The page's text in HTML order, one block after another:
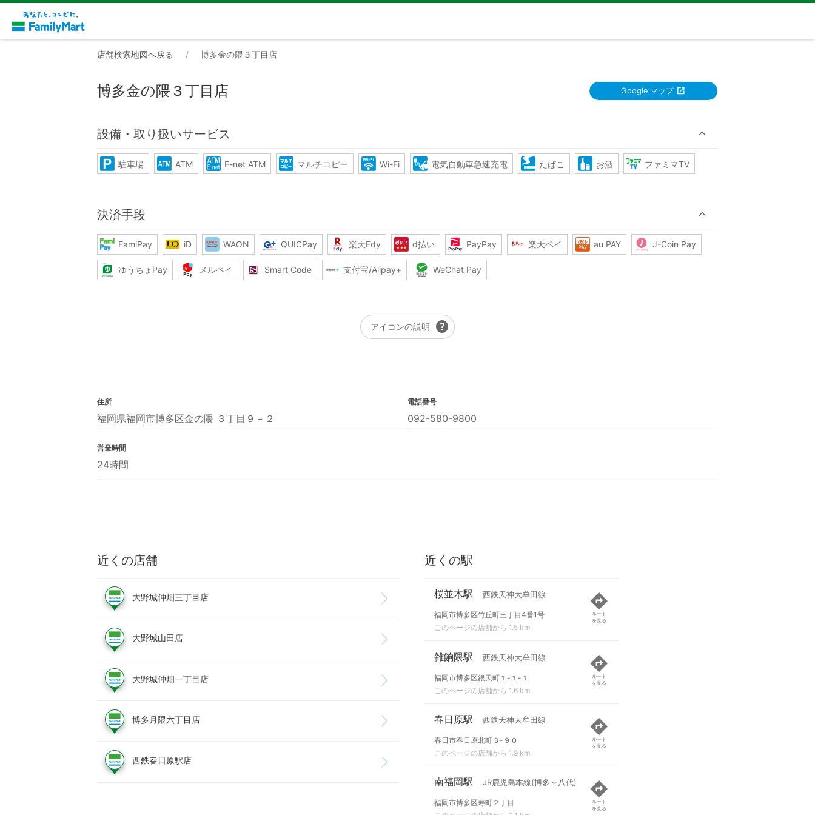
店舗検索地図へ戻る 博多金の隈３丁目店
博多金の隈３丁目店 Google マップ
設備・取り扱いサービス
駐車場 ATM E-net ATM マルチコピー Wi-Fi 電気自動車急速充電 たばこ お酒 ファミマTV
決済手段
FamiPay iD WAON QUICPay 楽天Edy d払い PayPay 楽天ペイ au PAY J-Coin Pay
ゆうちょPay メルペイ Smart Code 支付宝/Alipay+ WeChat Pay
アイコンの説明 help
住所
福岡県福岡市博多区金の隈 ３丁目９－２
電話番号
092-580-9800
営業時間
24時間
近くの店舗
大野城仲畑三丁目店
大野城山田店
大野城仲畑一丁目店
博多月隈六丁目店
西鉄春日原駅店
近くの駅
桜並木駅 西鉄天神大牟田線
福岡市博多区竹丘町三丁目4番1号
このページの店舗から 1.5 km
ルート
を見る
雑餉隈駅 西鉄天神大牟田線
福岡市博多区銀天町１-１-１
このページの店舗から 1.6 km
ルート
を見る
春日原駅 西鉄天神大牟田線
春日市春日原北町３-９０
このページの店舗から 1.9 km
ルート
を見る
南福岡駅 JR鹿児島本線(博多～八代)
福岡市博多区寿町２丁目
ルート
を見る